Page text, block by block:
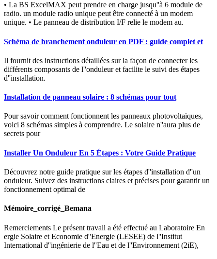
• La BS ExcelMAX peut prendre en charge jusqu''à 6 module de
radio. un module radio unique peut être connecté à un modem
unique. • Le panneau de distribution I/F relie le modem au.
Schéma de branchement onduleur en PDF : guide complet et
Il fournit des instructions détaillées sur la façon de connecter les
différents composants de l''onduleur et facilite le suivi des étapes
d''installation.
Installation de panneau solaire : 8 schémas pour tout
Pour savoir comment fonctionnent les panneaux photovoltaïques,
voici 8 schémas simples à comprendre. Le solaire n''aura plus de
secrets pour
Installer Un Onduleur En 5 Étapes : Votre Guide Pratique
Découvrez notre guide pratique sur les étapes d''installation d''un
onduleur. Suivez des instructions claires et précises pour garantir un
fonctionnement optimal de
Mémoire_corrigé_Bemana
Remerciements Le présent travail a été effectué au Laboratoire En
ergie Solaire et Economie d''Energie (LESEE) de l''Institut
International d''ingénierie de l''Eau et de l''Environnement (2iE),